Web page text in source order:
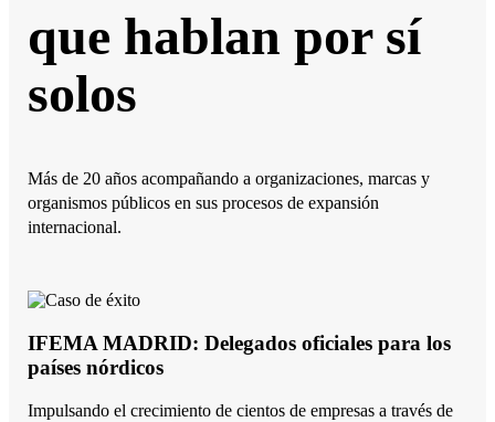
que hablan por sí
solos
Más de 20 años acompañando a organizaciones, marcas y
organismos públicos en sus procesos de expansión
internacional.
IFEMA MADRID: Delegados oficiales para los
países nórdicos
Impulsando el crecimiento de cientos de empresas a través de